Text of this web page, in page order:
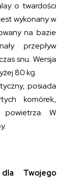
o twardości
wykonany w
na bazie
przepływ
snu. Wersja
80 kg.
posiada
komórek,
powietrza. W
Twojego